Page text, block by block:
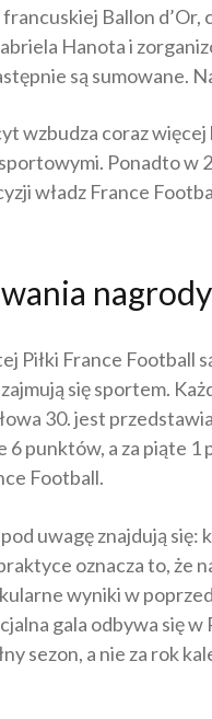
Ballon
Hanota i
są sumowane.
wzbudza coraz
Ponadto w
władz France
nagrody
Piłki France Football
się sportem.
30. jest
6 punktów, a za piąte
Football.
uwagę znajdują się:
oznacza to, że
wyniki w
gala odbywa się
sezon, a nie za rok